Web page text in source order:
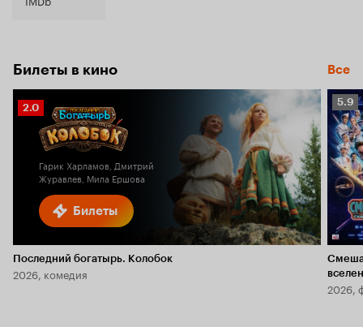
Билеты в кино Все
Билеты
Рейтинг
Кинопоиска
2.0
Гарик Харламов, Дмитрий
Журавлев, Мила Ершова
Последний богатырь. Колобок
2026, комедия
5.9
5.9
2026,